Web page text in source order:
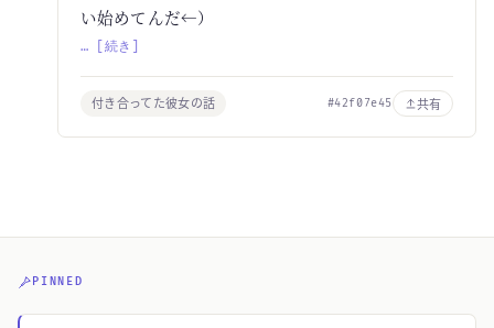
い始めてんだ←）
… [続き]
付き合ってた彼女の話 #42f07e45 共有
PINNED